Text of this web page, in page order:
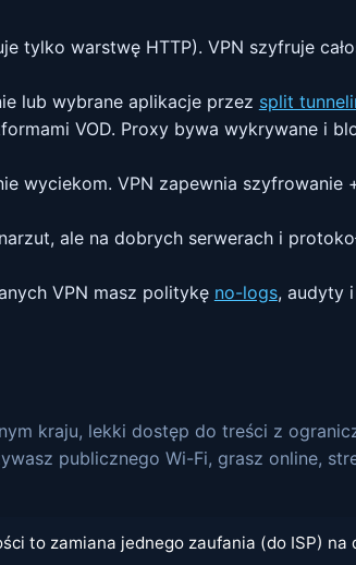
tylko warstwę HTTP). VPN szyfruje
lub wybrane aplikacje przez split
VOD. Proxy bywa wykrywane i
wyciekom. VPN zapewnia szyfrowanie
ale na dobrych serwerach i
VPN masz politykę no-logs, audyty i
kraju, lekki dostęp do treści z
publicznego Wi-Fi, grasz online,
to zamiana jednego zaufania (do ISP) na